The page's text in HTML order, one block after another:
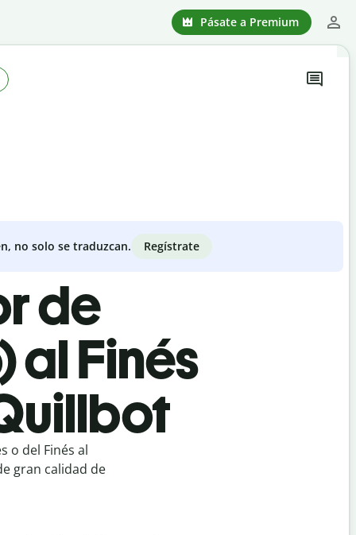
Pásate a Premium
no solo se traduzcan. Regístrate
de
al Finés
o del Finés al
gran calidad de